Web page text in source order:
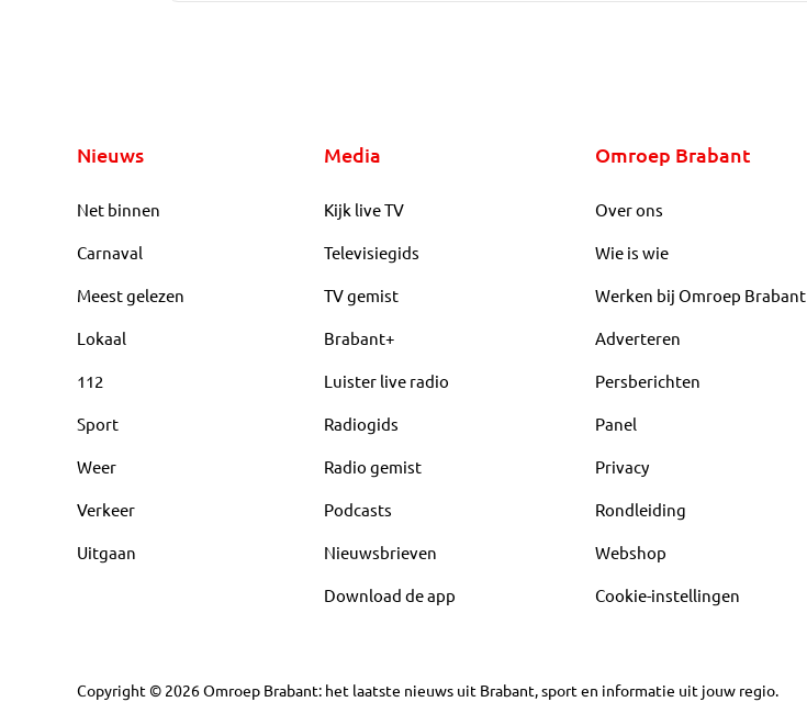
Nieuws
Net binnen
Carnaval
Meest gelezen
Lokaal
112
Sport
Weer
Verkeer
Uitgaan
Media
Kijk live TV
Televisiegids
TV gemist
Brabant+
Luister live radio
Radiogids
Radio gemist
Podcasts
Nieuwsbrieven
Download de app
Omroep Brabant
Over ons
Wie is wie
Werken bij Omroep Brabant
Adverteren
Persberichten
Panel
Privacy
Rondleiding
Webshop
Cookie-instellingen
Copyright © 2026Omroep Brabant: het laatste nieuws uit Brabant, sport en informatie uit jouw regio.